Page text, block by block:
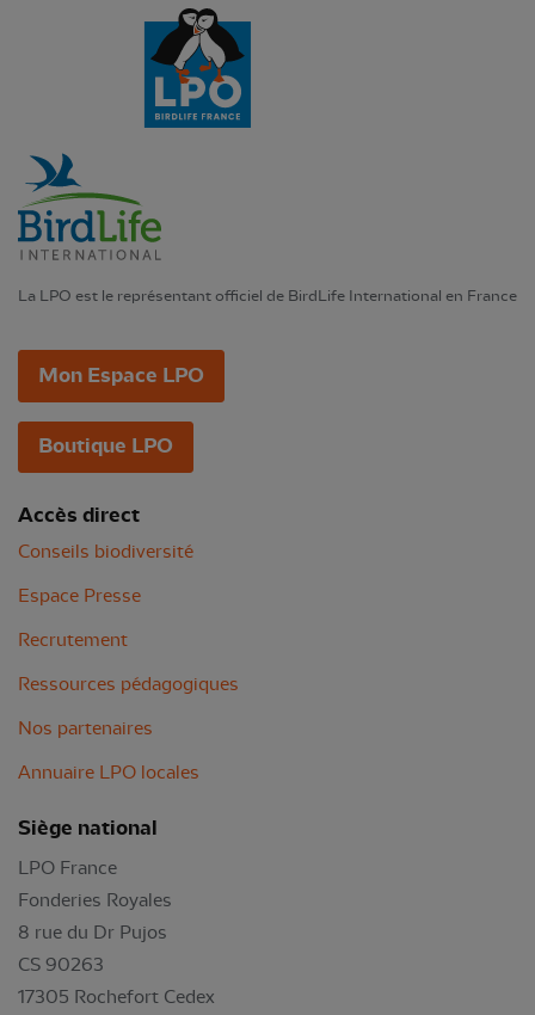
La LPO est le représentant officiel de BirdLife International en France
Mon Espace LPO
Boutique LPO
Accès direct
Conseils biodiversité
Espace Presse
Recrutement
Ressources pédagogiques
Nos partenaires
Annuaire LPO locales
Siège national
LPO France
Fonderies Royales
8 rue du Dr Pujos
CS 90263
17305 Rochefort Cedex